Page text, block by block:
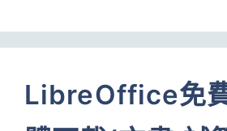
LibreOffice免